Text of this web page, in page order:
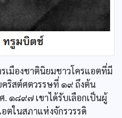
เมืองชาตินิยมชาวโครแอตที่มี
ริสต์ศตวรรษที่ ๑๙ ถึงต้น
๑๘๙๗ เขาได้รับเลือกเป็นผู้
ตในสภาแห่งจักรวรรดิ